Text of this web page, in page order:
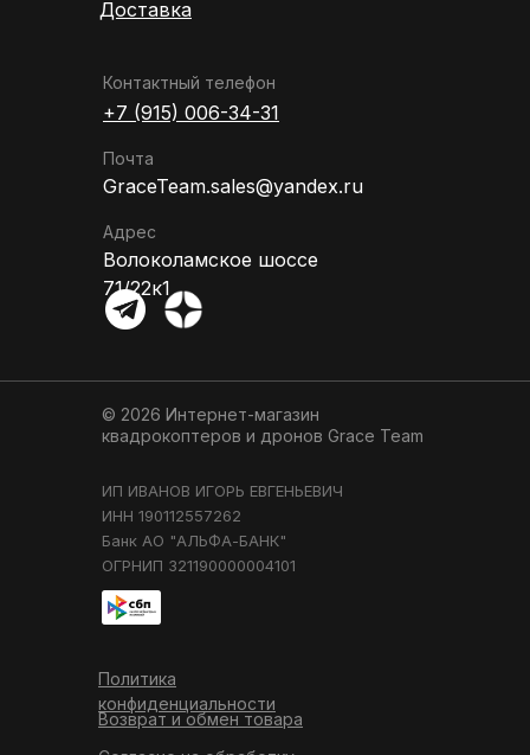
Политика
конфиденциальности
© 2026 Интернет-магазин
квадрокоптеров и дронов Grace Team
Доставка
Контактный телефон
Почта
Адрес
Волоколамское шоссе
71/22к1
GraceTeam.sales@yandex.ru
+7 (915) 006-34-31
ИП ИВАНОВ ИГОРЬ ЕВГЕНЬЕВИЧ
ИНН 190112557262
Банк АО "АЛЬФА-БАНК"
ОГРНИП 321190000004101
Возврат и обмен товара